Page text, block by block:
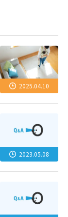
2025.04.10
2023.05.08